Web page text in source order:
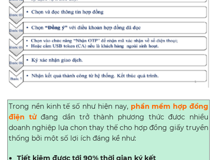
Trong nền kinh tế số như hiện nay, phần mềm hợp đồng
điện tửđang dần trở thành phương thức được nhiều
doanh nghiệp lựa chọn thay thế cho hợp đồng giấy truyền
thống bởi một số lợi ích đáng kể như:
Tiết kiệm được tới 90% thời gian ký kết